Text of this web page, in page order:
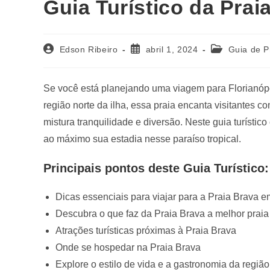
Guia Turístico da
Edson Ribeiro abril 1, 2024 Guia de
Se você está planejando uma viagem para
região norte da ilha, essa praia encanta visitantes
mistura tranquilidade e diversão. Neste guia
ao máximo sua estadia nesse paraíso tropical.
Principais pontos deste Guia Turístico:
Dicas essenciais para viajar para a Praia Brava
Descubra o que faz da Praia Brava a melhor
Atrações turísticas próximas à Praia Brava
Onde se hospedar na Praia Brava
Explore o estilo de vida e a gastronomia da região